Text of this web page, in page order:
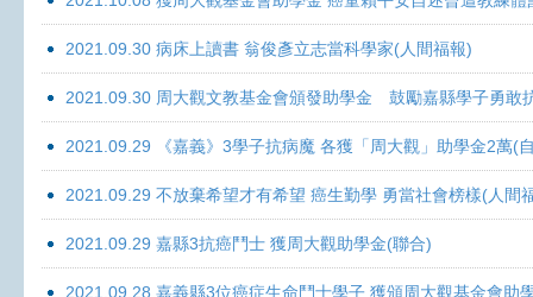
2021.09.30 病床上讀書 翁俊彥立志當科學家(人間福報)
2021.09.30 周大觀文教基金會頒發助學金 鼓勵嘉縣學子勇敢
2021.09.29 《嘉義》3學子抗病魔 各獲「周大觀」助學金2萬(
2021.09.29 不放棄希望才有希望 癌生勤學 勇當社會榜樣(人間
2021.09.29 嘉縣3抗癌鬥士 獲周大觀助學金(聯合)
2021.09.28 嘉義縣3位癌症生命鬥士學子 獲頒周大觀基金會助